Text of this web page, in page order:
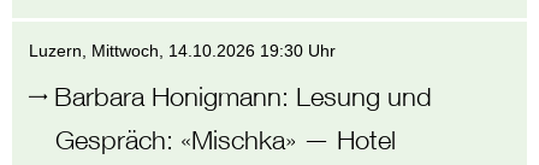
Luzern , Mittwoch, 14.10.2026 19:30 Uhr
Barbara Honigmann: Lesung und
Gespräch: «Mischka» — Hotel